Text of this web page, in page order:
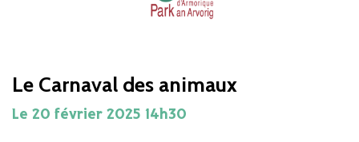
Le Carnaval des animaux
Le 20 février 2025 14h30